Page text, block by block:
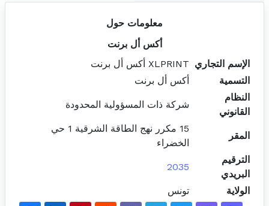
معلومات حول
أكس أل برنت
الإسم التجاري XLPRINT أكس أل برنت
التسمية
أكس أل برنت
النظام
القانوني
شركة ذات المسؤولية المحدودة
المقر
15 مكرر نهج الطاقة الشرقية 1 حي
الخضراء
الترقيم
البريدي
2035
الولاية تونس